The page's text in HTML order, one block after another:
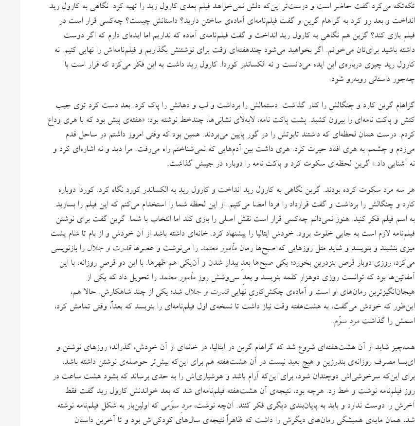
تکه‌تکه می‌کرد گفت حاضر است و درست‌تر این‌که دلش نمی‌خواهد فیلم بعدی کارول رید را تهیه کرد. نگاهی به کارول رید
انداخت و بعد رو کرد به گراهام گرین و گفت فیلم‌نامه‌ای آماده‌ی ساختن دارید؟ داستانش چیست؟ چه‌کسی قرار است در
فیلم بازی کند؟ گرین هم نگاهی به کارول رید انداخت و گفت فیلم‌نامه‌ی آماده که نداریم اما ایده‌ای دارم که اگر دوست
داشته باشید برای‌تان می‌خوانم. اگر بخواهید می‌شود چندهفته‌ای وقت برای نوشتنش بگذاریم و فیلم‌نامه‌اش را نهایی کنیم. نه
کارول رید چیزی درباره‌‌ی این ایده می‌دانست و نه الکساندر کوردا. کارول رید داشت به این فکر می‌کرد که قرار است با
چه‌جور داستانی روبه‌رو شود.
گراهام گرین کارد و چنگالش را کنار گذاشت. دستمالش را برداشت و لب و دهانش را پاک کرد. بعد دست کرد توی جیب
کتش و پاکت نامه‌ای را بیرون کشید. پشت پاکت نامه، لابه‌لای نشانی‌ها، چندخط نوشته بود: «هفته‌ی پیش بود که با هری وداع
کردم. درست همان لحظه‌ای که داشتند تابوتش را در گور پایین می‌بردند. همین بود که وقتی امروز داشتم در ساحل قدم
می‌زدم و چشمم به هری افتاد حیرت کرد. هری داشت بین آدم‌هایی که نمی‌شناختم‌ راه می‌رفت. مرا دید و نه اشاره‌ای کرد و
نه آشنایی‌ داد.» گرین لحظه‌ای سکوت کرد و پاکت نامه را دوباره در جیبش گذاشت.
هر سه مرد سکوت کرده بودند. گرین نگاهی به کارول رید انداخت و کارول رید به الکساندر کورد نگاه کرد. کوردا دوباره
کارد و چنگالش را برداشت و گفت قرارداد را فردا امضا می‌کنیم. از این لحظه شما را استخدام می‌کنم که این فیلم را بسازید.
به اسم فیلم فکر کنید. هنوز نمی‌دانم چه‌کسی قرار است نقش‌ اصلی را بازی کند اما انتخاب با شما. گرین گفت برای نوشتن
فیلم‌نامه لازم است به جایی خلوت برود. خودش ایتالیا را پیشنهاد کرد. خانه‌ای داشته‌ باشد از آن خودش و از بام تا شام پشت
میزی بنشیند و بنویسد و شاید مثل روزهایی که صبح‌ها رمانمأمور معتمد را می‌نوشت و عصرهاقدرت و جلال را بازنویسی
می‌کرد، روزی دوبار قرص بنزدرین بخورد؛ یکی صبح‌ها بعدِ بیدار شدن و آن‌یکی هم ظهرها. با این دو قرصِ روزانه، با این
آمفاتین‌ها بود که توانست روزی دوهزار کلمه بنویسد و بعدِ سی‌وشش روزمأمور معتمد را تحویل داد که یکی از
هیجان‌انگیزترین رمان‌های او است و آماده‌ی چکش‌کاریِ نهاییقدرت و جلال شد؛ یکی از چند شاهکارش. حالا هم،
این‌طور که خودش می‌گفت، به هشت‌هفته وقت نیاز داشت تا نسخه‌ی اول فیلم‌نامه‌ای را بنویسد که بعداً، وقتی تمامش کرد،
اسمش را گذاشتمردِ سوّم.
همه‌چیز شاید از آن هشت‌هفته‌ای شروع شد که گراهام گرین در ایتالیا، در خانه‌ای از آن خودش، گذراند؛ روزهای نوشتن و
ای‌بسا مصرف روزانه‌ی بندرزین و هیچ بعید نیست در آن هشت‌هفته هم برای این‌که بیش‌تر حوصله‌ی نوشتن داشته باشد،
برای این‌که سرخوشی‌اش دوچندان شود، برای این‌که آرام باشد و هوشیاری‌اش را به حدی برساند که بشود هشت ساعت در
روز فیلم‌نامه نوشت و خط زد. هرچه بود، نتیجه‌ی آن هشت‌هفته فیلم‌نامه‌ای شد که بعد خواندنش کارول رید گفت فقط
آخرش را دوست ندارد و باید به پایان‌بندی دیگری فکر کنند. آن‌چه نوشت،مردِ سوّمی که اولین‌بار به شکل فیلم‌نامه نوشته
شد، همان مایه‌ی همیشگی رمان‌های دیگرش را داشت که ظاهراً نتیجه‌ی سال‌های کودکی‌اش بود و تا آخرین داستان